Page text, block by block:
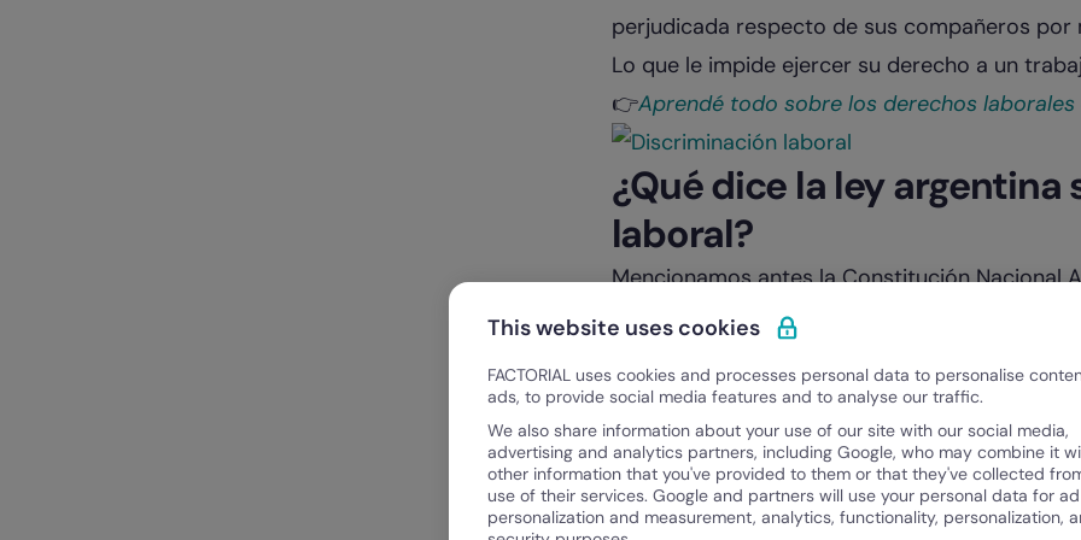
perjudicada respecto de sus compañeros
Lo que le impide ejercer su derecho a un
👉​Aprendé todo sobre los derechos laborales
¿Qué dice la ley
laboral?
Mencionamos antes la Constitución Nacional
legales que protegen el derecho al trabajo
basan el resto de leyes sancionadas en el
sobre la discriminación laboral debemos
En el artículo 14 bis se especifica que el
protección de las leyes que asegurarán al
de labor, (…) igual remuneración por igual
This website uses cookies
FACTORIAL uses cookies and processes personal data to personalise
ads, to provide social media features and to analyse our traffic.
We also share information about your use of our site with our social media,
advertising and analytics partners, including Google, who may combine it
other information that you've provided to them or that they've collected
use of their services. Google and partners will use your personal data for ad
personalization and measurement, analytics, functionality, personalization,